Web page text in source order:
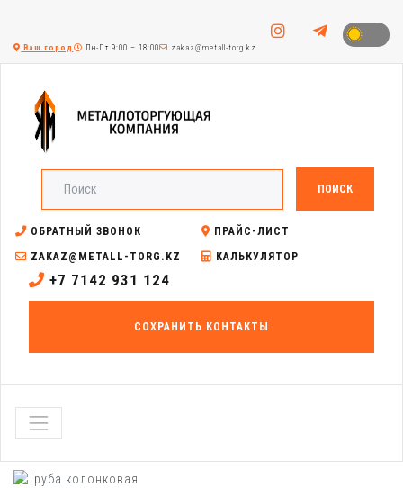
Ваш город Пн-Пт 9:00 – 18:00 zakaz@metall-torg.kz
ПОИСК
ОБРАТНЫЙ ЗВОНОК
ПРАЙС-ЛИСТ
ZAKAZ@METALL-TORG.KZ
КАЛЬКУЛЯТОР
+7 7142 931 124
СОХРАНИТЬ КОНТАКТЫ